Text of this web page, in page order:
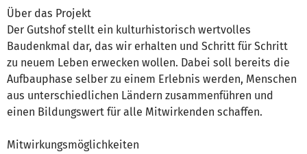
Über das Projekt
Der Gutshof stellt ein kulturhistorisch wertvolles
Baudenkmal dar, das wir erhalten und Schritt für Schritt
zu neuem Leben erwecken wollen. Dabei soll bereits die
Aufbauphase selber zu einem Erlebnis werden, Menschen
aus unterschiedlichen Ländern zusammenführen und
einen Bildungswert für alle Mitwirkenden schaffen.
Mitwirkungsmöglichkeiten